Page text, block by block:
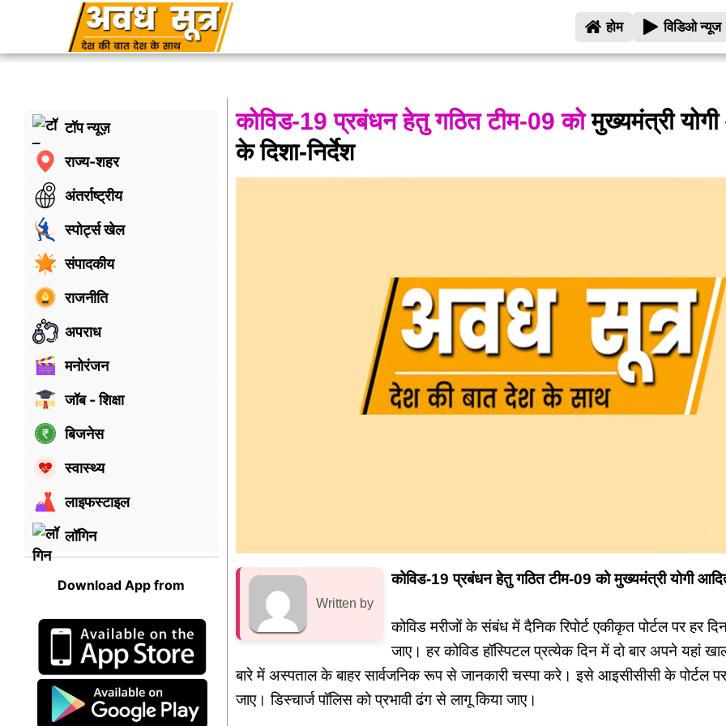
होम विडिओ न्यूज
टॉप न्यूज़
राज्य-शहर
अंतर्राष्ट्रीय
स्पोर्ट्स खेल
संपादकीय
राजनीति
अपराध
मनोरंजन
जॉब - शिक्षा
बिजनेस
स्वास्थ्य
लाइफस्टाइल
लॉगिन
Download App from
कोविड-19 प्रबंधन हेतु गठित टीम-09 कोमुख्यमंत्री
के दिशा-निर्देश
Written by
कोविड-19 प्रबंधन हेतु गठित टीम-09 को मुख्यमंत्री योगी
कोविड मरीजों के संबंध में दैनिक रिपोर्ट एकीकृत पोर्टल पर हर
जाए। हर कोविड हॉस्पिटल प्रत्येक दिन में दो बार अपने यहां
बारे में अस्पताल के बाहर सार्वजनिक रूप से जानकारी चस्पा करे। इसे आइसीसीसी के पोर्टल
जाए। डिस्चार्ज पॉलिस को प्रभावी ढंग से लागू किया जाए।